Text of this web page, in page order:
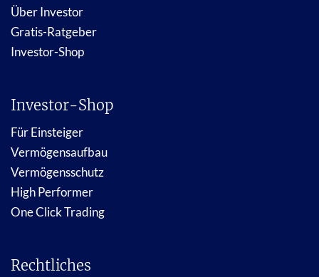
Über Investor
Gratis-Ratgeber
Investor-Shop
Investor-Shop
Für Einsteiger
Vermögensaufbau
Vermögensschutz
High Performer
One Click Trading
Rechtliches